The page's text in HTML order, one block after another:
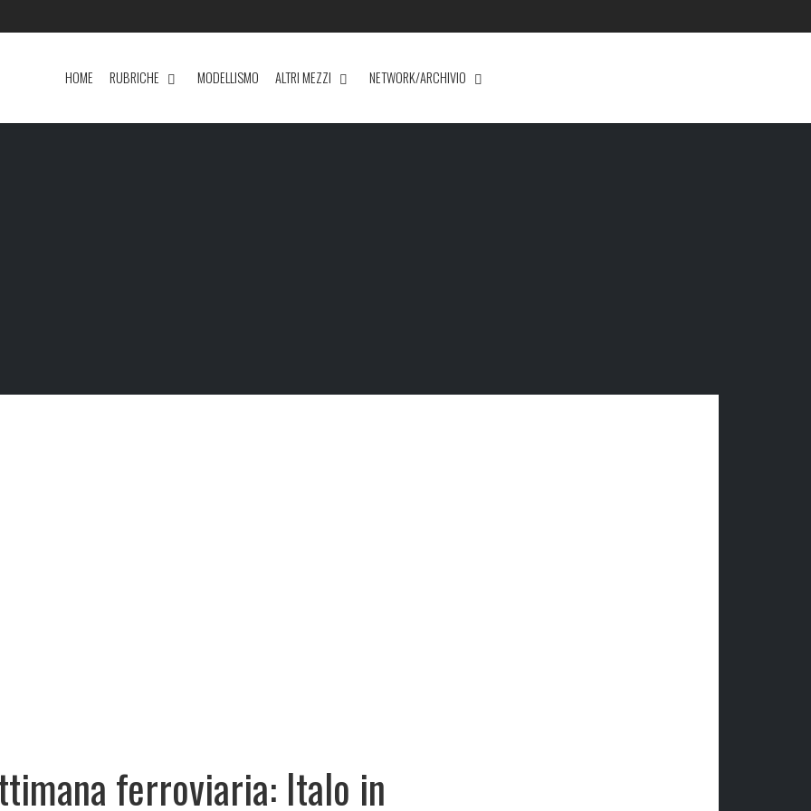
HOME RUBRICHE MODELLISMO ALTRI MEZZI NETWORK/ARCHIVIO
ferroviaria: Italo in